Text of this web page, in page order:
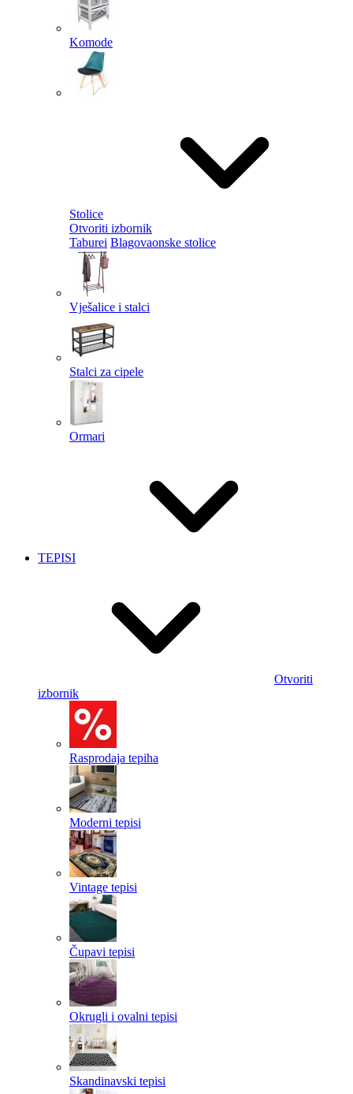
Komode
Stolice
Otvoriti izbornik
Taburei Blagovaonske stolice
Vješalice i stalci
Stalci za cipele
Ormari
TEPISI
Otvoriti
izbornik
Rasprodaja tepiha
Moderni tepisi
Vintage tepisi
Čupavi tepisi
Okrugli i ovalni tepisi
Skandinavski tepisi